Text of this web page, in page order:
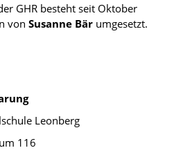
GHR besteht seit Oktober
von Susanne Bär umgesetzt.
Leonberg
116